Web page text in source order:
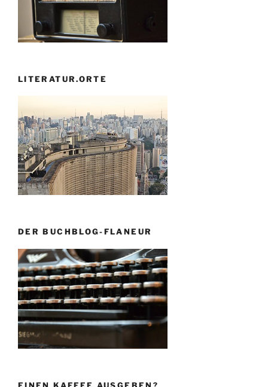
LITERATUR.ORTE
DER BUCHBLOG-FLANEUR